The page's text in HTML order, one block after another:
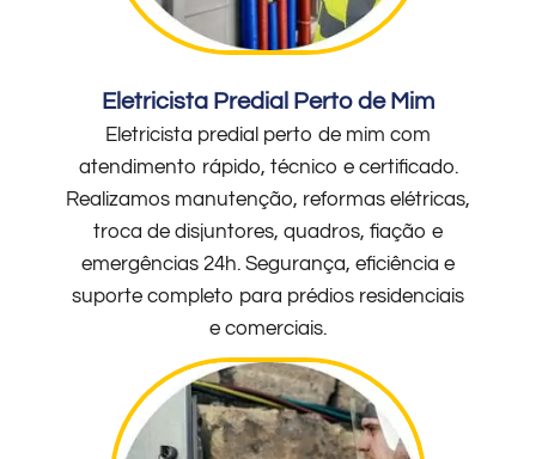
Eletricista Predial Perto de Mim
Eletricista predial perto de mim com
atendimento rápido, técnico e certificado.
Realizamos manutenção, reformas elétricas,
troca de disjuntores, quadros, fiação e
emergências 24h. Segurança, eficiência e
suporte completo para prédios residenciais
e comerciais.